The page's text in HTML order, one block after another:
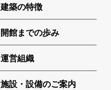
建築の特徴
開館までの歩み
運営組織
施設・設備のご案内